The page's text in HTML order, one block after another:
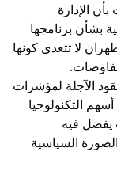
الإدارة
بشأن برنامجها
لا تتعدى كونها
الآجلة لمؤشرات
التكنولوجيا
يفضل فيه
السياسية